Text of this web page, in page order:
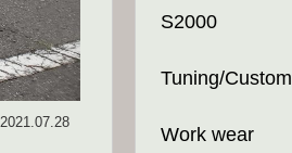
2021.07.28
S2000
Tuning/Custom
Work wear